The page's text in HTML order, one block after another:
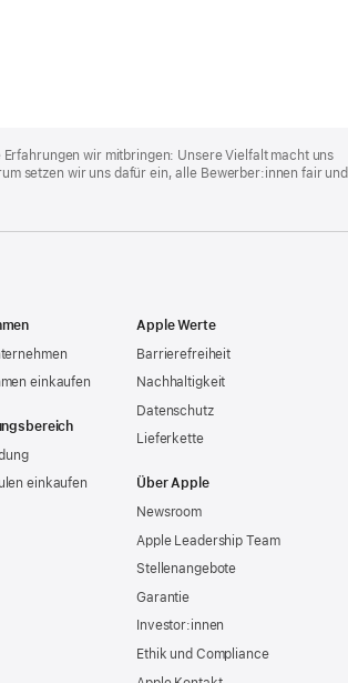
wir mitbringen: Unsere Vielfalt macht uns
setzen wir uns dafür ein, alle Bewerber:innen fair und
einkaufen
einkaufen
Apple Werte
Barrierefreiheit
Nachhaltigkeit
Datenschutz
Lieferkette
Über Apple
Newsroom
Apple Leadership Team
Stellenangebote
Garantie
Investor:innen
Ethik und Compliance